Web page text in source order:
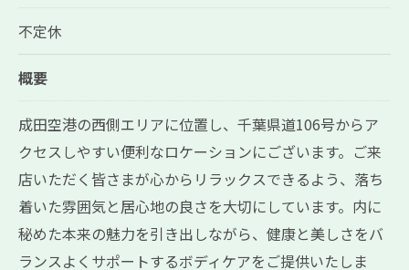
不定休
概要
成田空港の西側エリアに位置し、千葉県道106号からア
クセスしやすい便利なロケーションにございます。ご来
店いただく皆さまが心からリラックスできるよう、落ち
着いた雰囲気と居心地の良さを大切にしています。内に
秘めた本来の魅力を引き出しながら、健康と美しさをバ
ランスよくサポートするボディケアをご提供いたしま